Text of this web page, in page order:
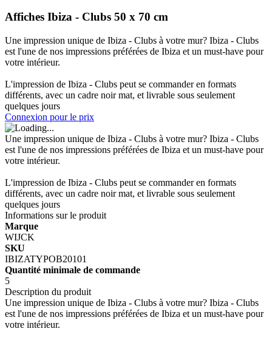
Affiches Ibiza - Clubs 50 x 70 cm
Une impression unique de Ibiza - Clubs à votre mur? Ibiza - Clubs
est l'une de nos impressions préférées de Ibiza et un must-have pour
votre intérieur.
L'impression de Ibiza - Clubs peut se commander en formats
différents, avec un cadre noir mat, et livrable sous seulement
quelques jours
Connexion pour le prix
Une impression unique de Ibiza - Clubs à votre mur? Ibiza - Clubs
est l'une de nos impressions préférées de Ibiza et un must-have pour
votre intérieur.
L'impression de Ibiza - Clubs peut se commander en formats
différents, avec un cadre noir mat, et livrable sous seulement
quelques jours
Informations sur le produit
Marque
WIJCK
SKU
IBIZATYPOB20101
Quantité minimale de commande
5
Description du produit
Une impression unique de Ibiza - Clubs à votre mur? Ibiza - Clubs
est l'une de nos impressions préférées de Ibiza et un must-have pour
votre intérieur.